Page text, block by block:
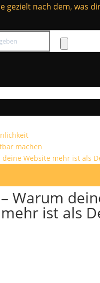
gezielt nach dem, was
machen
Website mehr ist als
Warum
ist als